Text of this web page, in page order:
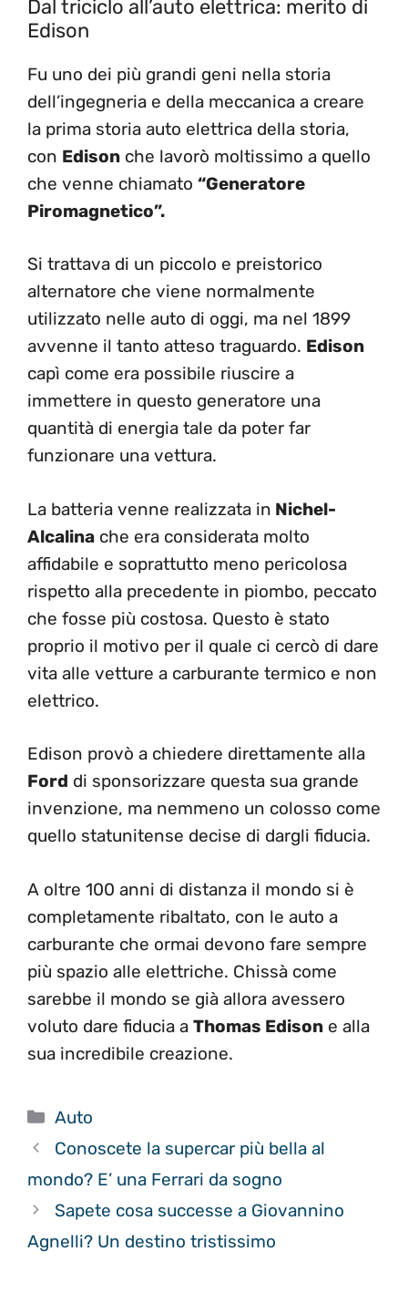
Dal triciclo all’auto elettrica: merito di
Edison
Fu uno dei più grandi geni nella storia
dell’ingegneria e della meccanica a creare
la prima storia auto elettrica della storia,
con Edison che lavorò moltissimo a quello
che venne chiamato “Generatore
Piromagnetico”.
Si trattava di un piccolo e preistorico
alternatore che viene normalmente
utilizzato nelle auto di oggi, ma nel 1899
avvenne il tanto atteso traguardo. Edison
capì come era possibile riuscire a
immettere in questo generatore una
quantità di energia tale da poter far
funzionare una vettura.
La batteria venne realizzata in Nichel-
Alcalina che era considerata molto
affidabile e soprattutto meno pericolosa
rispetto alla precedente in piombo, peccato
che fosse più costosa. Questo è stato
proprio il motivo per il quale ci cercò di dare
vita alle vetture a carburante termico e non
elettrico.
Edison provò a chiedere direttamente alla
Ford di sponsorizzare questa sua grande
invenzione, ma nemmeno un colosso come
quello statunitense decise di dargli fiducia.
A oltre 100 anni di distanza il mondo si è
completamente ribaltato, con le auto a
carburante che ormai devono fare sempre
più spazio alle elettriche. Chissà come
sarebbe il mondo se già allora avessero
voluto dare fiducia a Thomas Edison e alla
sua incredibile creazione.
Categorie
Auto
Conoscete la supercar più bella al
mondo? E’ una Ferrari da sogno
Sapete cosa successe a Giovannino
Agnelli? Un destino tristissimo